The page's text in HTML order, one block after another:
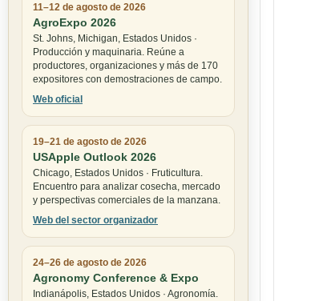
11–12 de agosto de 2026
AgroExpo 2026
St. Johns, Michigan, Estados Unidos ·
Producción y maquinaria. Reúne a
productores, organizaciones y más de 170
expositores con demostraciones de campo.
Web oficial
19–21 de agosto de 2026
USApple Outlook 2026
Chicago, Estados Unidos · Fruticultura.
Encuentro para analizar cosecha, mercado
y perspectivas comerciales de la manzana.
Web del sector organizador
24–26 de agosto de 2026
Agronomy Conference & Expo
Indianápolis, Estados Unidos · Agronomía.